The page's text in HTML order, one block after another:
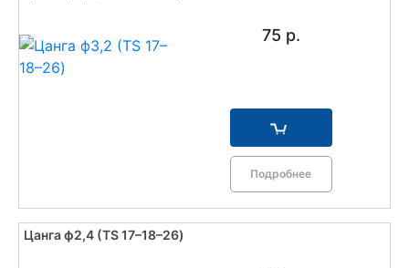
75 р.
Подробнее
Цанга ф2,4 (TS 17–18–26)